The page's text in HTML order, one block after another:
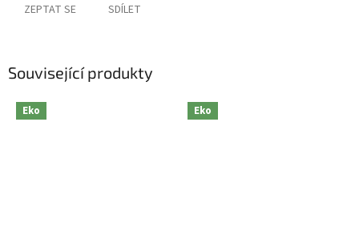
ZEPTAT SE SDÍLET
Související produkty
Eko Eko